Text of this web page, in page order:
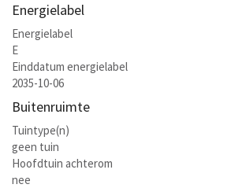
Energielabel
Energielabel
E
Einddatum energielabel
2035-10-06
Buitenruimte
Tuintype(n)
geen tuin
Hoofdtuin achterom
nee